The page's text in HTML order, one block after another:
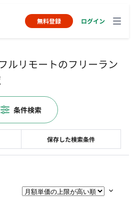
無料登録 ログイン
ルリモートのフリーラン
保存した検索条件
条件検索